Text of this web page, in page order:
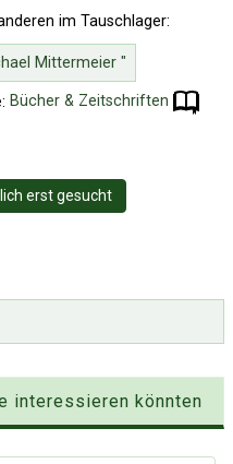
im Tauschlager:
Mittermeier "
Bücher & Zeitschriften
erst gesucht
interessieren könnten